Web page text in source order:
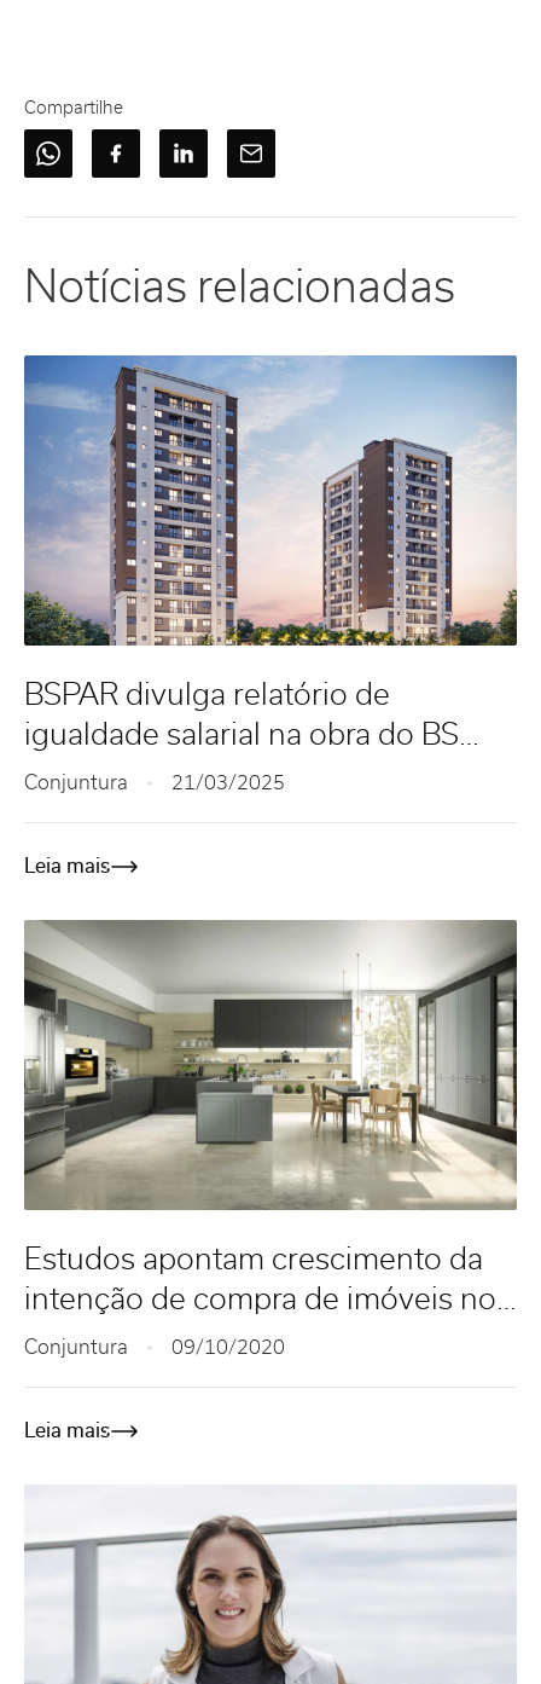
Compartilhe
Notícias relacionadas
BSPAR divulga relatório de
igualdade salarial na obra do BS
Jade
Conjuntura 21/03/2025
Leia mais
Estudos apontam crescimento da
intenção de compra de imóveis no
Brasil
Conjuntura 09/10/2020
Leia mais